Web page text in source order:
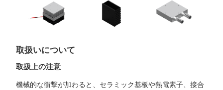
取扱いについて
取扱上の注意
機械的な衝撃が加わると、セラミック基板や熱電素子、接合